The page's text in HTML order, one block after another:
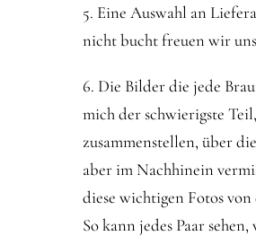
5. Eine Auswahl an
nicht bucht freuen wir
6. Die Bilder die jede
mich der schwierigste
zusammenstellen, über
aber im Nachhinein
diese wichtigen Fotos
So kann jedes Paar